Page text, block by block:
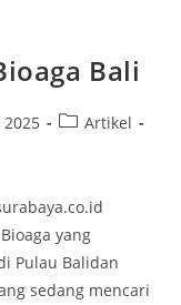
Bali
Artikel
yang
Pulau Balidan
sedang mencari